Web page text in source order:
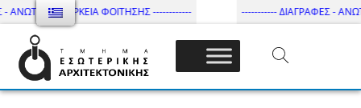
ΔΙΑΡΚΕΙΑ ΦΟΙΤΗΣΗΣ ------------ ----------- ΔΙΑΓΡΑΦΕΣ -
Τμήμα Εσωτ. Αρχιτεκτονικής – ΔΙ.ΠΑ.Ε